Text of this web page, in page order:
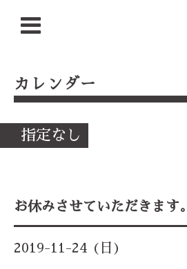
カレンダー
指定なし
お休みさせていただきます。
2019-11-24 (日)